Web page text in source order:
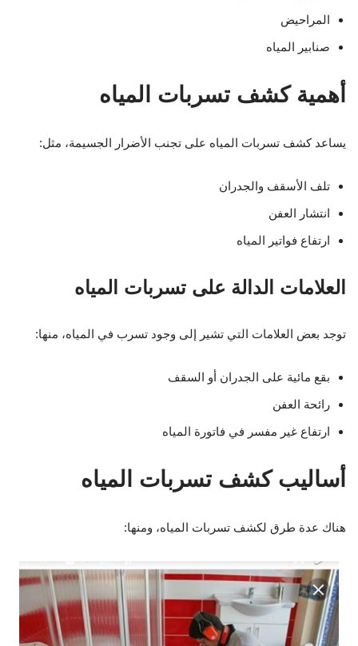
المراحيض
صنابير المياه
أهمية كشف تسربات المياه
يساعد كشف تسربات المياه على تجنب الأضرار الجسيمة، مثل:
تلف الأسقف والجدران
انتشار العفن
ارتفاع فواتير المياه
العلامات الدالة على تسربات المياه
توجد بعض العلامات التي تشير إلى وجود تسرب في المياه، منها:
بقع مائية على الجدران أو السقف
رائحة العفن
ارتفاع غير مفسر في فاتورة المياه
أساليب كشف تسربات المياه
هناك عدة طرق لكشف تسربات المياه، ومنها: